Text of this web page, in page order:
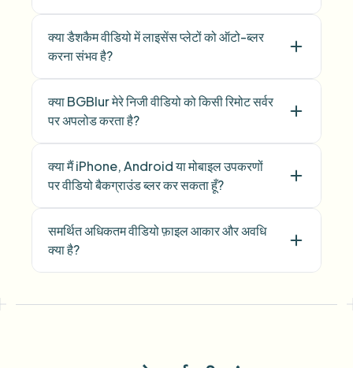
क्या डैशकैम वीडियो में लाइसेंस प्लेटों को ऑटो-ब्लर
करना संभव है?
क्या BGBlur मेरे निजी वीडियो को किसी रिमोट सर्वर
पर अपलोड करता है?
क्या मैं iPhone, Android या मोबाइल उपकरणों
पर वीडियो बैकग्राउंड ब्लर कर सकता हूँ?
समर्थित अधिकतम वीडियो फ़ाइल आकार और अवधि
क्या है?